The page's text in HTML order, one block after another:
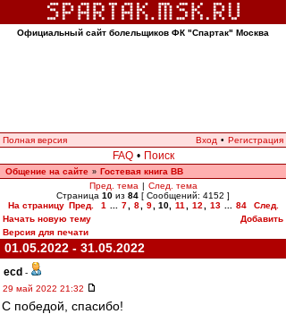
Официальный сайт болельщиков ФК "Спартак" Москва
Полная версия Вход • Регистрация
FAQ • Поиск
Общение на сайте » Гостевая книга ВВ
Пред. тема | След. тема
Страница 10 из 84 [ Сообщений: 4152 ]
На страницу Пред. 1 7 8 9 10, 11 12 13 84
След.
Начать новую тему
Добавить
Версия для печати
01.05.2022 - 31.05.2022
ecd -
29 май 2022 21:32
С победой, спасибо!